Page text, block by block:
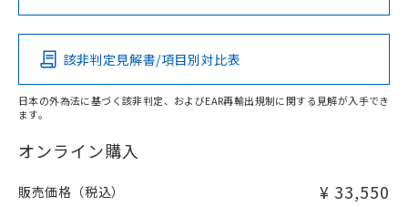
Pb Hg Cd Cr(VI)
O
在庫等で未対応品が混在する可能性があります。
問い合わせください。
この製品の規格認証/適合状況ページへ
その他の認証はこちらのページからご検索ください
該非判定見解書/項目別対比表
日本の外為法に基づく該非判定、およびEAR再輸出規制に関する見解が入手でき
ます。
オンライン購入
販売価格（税込） ¥ 33,550